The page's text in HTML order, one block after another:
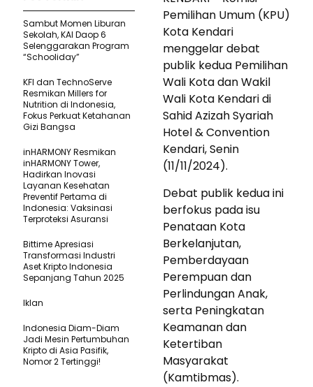
Pemilihan Umum (KPU)
Kota Kendari
menggelar debat
publik kedua Pemilihan
Wali Kota dan Wakil
Wali Kota Kendari di
Sahid Azizah Syariah
Hotel & Convention
Kendari, Senin
(11/11/2024).
Debat publik kedua ini
berfokus pada isu
Penataan Kota
Berkelanjutan,
Pemberdayaan
Perempuan dan
Perlindungan Anak,
serta Peningkatan
Keamanan dan
Ketertiban
Masyarakat
(Kamtibmas).
Sambut Momen Liburan
Sekolah, KAI Daop 6
Selenggarakan Program
“Schooliday”
KFI dan TechnoServe
Resmikan Millers for
Nutrition di Indonesia,
Fokus Perkuat Ketahanan
Gizi Bangsa
inHARMONY Resmikan
inHARMONY Tower,
Hadirkan Inovasi
Layanan Kesehatan
Preventif Pertama di
Indonesia: Vaksinasi
Terproteksi Asuransi
Bittime Apresiasi
Transformasi Industri
Aset Kripto Indonesia
Sepanjang Tahun 2025
Iklan
Indonesia Diam-Diam
Jadi Mesin Pertumbuhan
Kripto di Asia Pasifik,
Nomor 2 Tertinggi!